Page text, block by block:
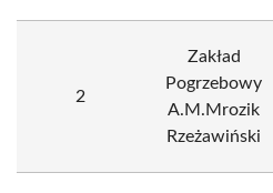
2
Zakład
Pogrzebowy
A.M.Mrozik
Rzeżawiński